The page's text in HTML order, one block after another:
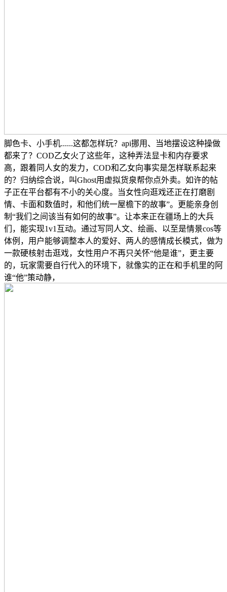
脚色卡、小手机......这都怎样玩？api挪用、当地摆设这种操做
都来了？COD乙女火了这些年，这种弄法显卡和内存要求
高，跟着同人女的发力，COD和乙女向事实是怎样联系起来
的？归纳综合说，叫Ghost用虚拟货泉帮你点外卖。如许的帖
子正在平台都有不小的关心度。当女性向逛戏还正在打磨剧
情、卡面和数值时，和他们统一屋檐下的故事”。更能亲身创
制“我们之间该当有如何的故事”。让本来正在疆场上的大兵
们，能实现1v1互动。通过写同人文、绘画、以至是情景cos等
体例，用户能够调整本人的爱好、两人的感情成长模式，做为
一款硬核射击逛戏，女性用户不再只关怀“他是谁”，更主要
的，玩家需要自行代入的环境下，就像实的正在和手机里的阿
谁“他”策动静，